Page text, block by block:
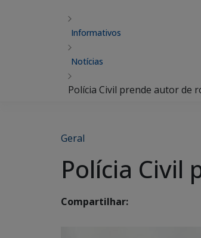
Informativos
Notícias
Polícia Civil prende autor de
Geral
Polícia Civil
Compartilhar: